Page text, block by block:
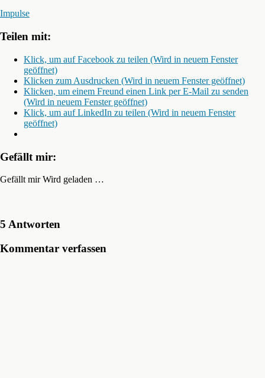
Impulse
Teilen mit:
Klick, um auf Facebook zu teilen (Wird in neuem Fenster
geöffnet)
Klicken zum Ausdrucken (Wird in neuem Fenster geöffnet)
Klicken, um einem Freund einen Link per E-Mail zu senden
(Wird in neuem Fenster geöffnet)
Klick, um auf LinkedIn zu teilen (Wird in neuem Fenster
geöffnet)
Gefällt mir:
Gefällt mir Wird geladen …
5 Antworten
Kommentar verfassen